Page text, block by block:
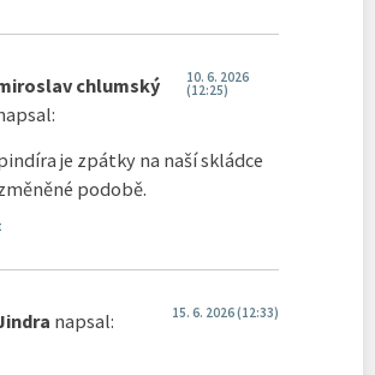
chlumský
10. 6. 2026
(12:25)
je zpátky na naší skládce
podobě.
napsal: 15. 6. 2026 (12:33)